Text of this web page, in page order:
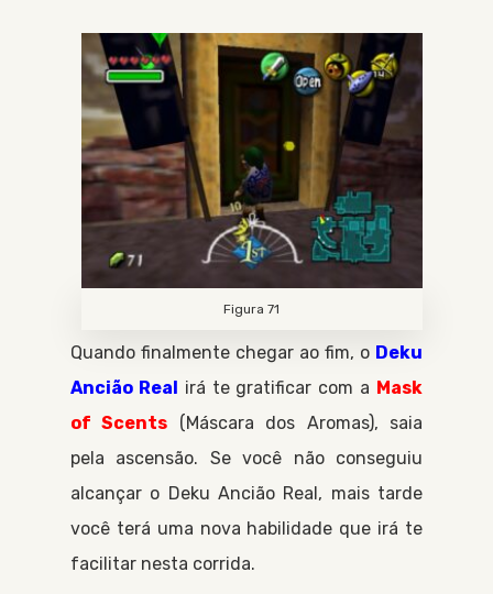
Figura 71
Quando finalmente chegar ao fim, o Deku
Ancião Real irá te gratificar com a Mask
of Scents
Máscara dos Aromas , saia
pela ascensão. Se você não conseguiu
alcançar o Deku Ancião Real, mais tarde
você terá uma nova habilidade que irá te
facilitar nesta corrida.